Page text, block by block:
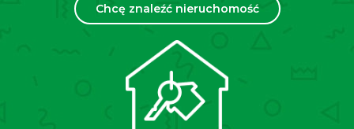
Chcę znaleźć nieruchomość
35